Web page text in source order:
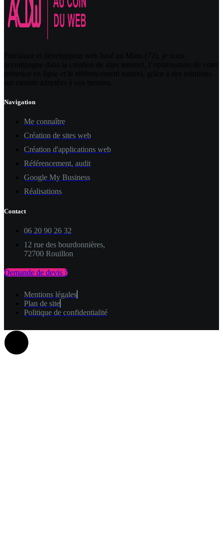
Navigation
Me connaître
Création de sites web
Création d'applications web
Référencement, audit
Google My Business
Réalisations
Contact
06 20 90 26 32
12 rue des bourdonnières,
72700 Rouillon
Demande de devis ?
Mentions légales
Plan de site
Politique de confidentialité